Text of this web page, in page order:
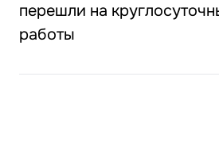
перешли на
работы